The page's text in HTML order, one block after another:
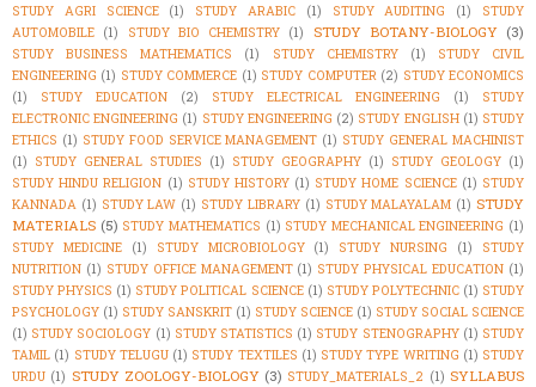
STUDY AGRI SCIENCE
(1) STUDY ARABIC (1) STUDY AUDITING (1)
STUDY
AUTOMOBILE (1) STUDY BIO CHEMISTRY (1) STUDY BOTANY-BIOLOGY (3)
STUDY BUSINESS MATHEMATICS (1) STUDY CHEMISTRY (1)
STUDY CIVIL
ENGINEERING (1) STUDY COMMERCE (1) STUDY COMPUTER (2) STUDY ECONOMICS
(1)
STUDY EDUCATION (2) STUDY ELECTRICAL ENGINEERING (1)
STUDY
ELECTRONIC ENGINEERING (1) STUDY ENGINEERING (2) STUDY ENGLISH (1) STUDY
ETHICS (1) STUDY FOOD SERVICE MANAGEMENT (1) STUDY GENERAL MACHINIST
(1) STUDY GENERAL STUDIES (1) STUDY GEOGRAPHY (1) STUDY GEOLOGY (1)
STUDY HINDU RELIGION (1) STUDY HISTORY (1) STUDY HOME SCIENCE (1) STUDY
KANNADA (1) STUDY LAW (1) STUDY LIBRARY (1) STUDY MALAYALAM (1) STUDY
MATERIALS (5) STUDY MATHEMATICS (1) STUDY MECHANICAL ENGINEERING (1)
STUDY MEDICINE
(1) STUDY MICROBIOLOGY (1) STUDY NURSING (1)
STUDY
NUTRITION (1) STUDY OFFICE MANAGEMENT (1) STUDY PHYSICAL EDUCATION (1)
STUDY PHYSICS (1) STUDY POLITICAL SCIENCE (1) STUDY POLYTECHNIC (1) STUDY
PSYCHOLOGY (1) STUDY SANSKRIT (1) STUDY SCIENCE (1) STUDY SOCIAL SCIENCE
(1) STUDY SOCIOLOGY (1) STUDY STATISTICS (1) STUDY STENOGRAPHY (1) STUDY
TAMIL (1) STUDY TELUGU (1) STUDY TEXTILES (1) STUDY TYPE WRITING (1) STUDY
URDU (1) STUDY ZOOLOGY-BIOLOGY (3) STUDY_MATERIALS_2 (1) SYLLABUS